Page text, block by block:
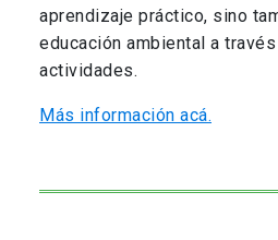
aprendizaje práctico, sino
educación ambiental a
actividades.
Más información acá.